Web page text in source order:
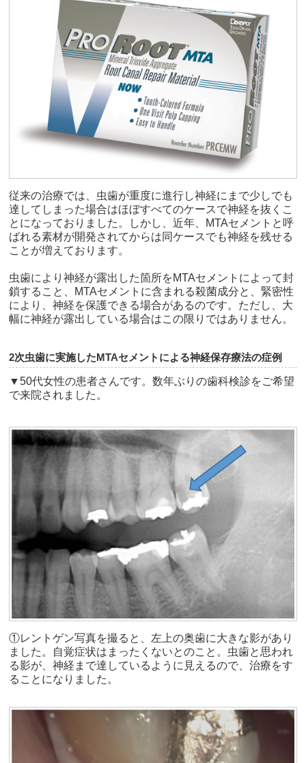
従来の治療では、虫歯が重度に進行し神経にまで少しでも
達してしまった場合はほぼすべてのケースで神経を抜くこ
とになっておりました。しかし、近年、MTAセメントと呼
ばれる素材が開発されてからは同ケースでも神経を残せる
ことが増えております。
虫歯により神経が露出した箇所をMTAセメントによって封
鎖すること、MTAセメントに含まれる殺菌成分と、緊密性
により、神経を保護できる場合があるのです。ただし、大
幅に神経が露出している場合はこの限りではありません。
2次虫歯に実施したMTAセメントによる神経保存療法の症例
▼50代女性の患者さんです。数年ぶりの歯科検診をご希望
で来院されました。
①レントゲン写真を撮ると、左上の奥歯に大きな影があり
ました。自覚症状はまったくないとのこと。虫歯と思われ
る影が、神経まで達しているように見えるので、治療をす
ることになりました。